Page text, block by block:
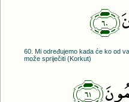
﴿٦٠﴾
60. Mi određujemo kada će ko od
može spriječiti (Korkut)
﴿٦١﴾